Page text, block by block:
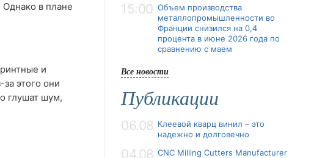
в плане
и
этого они
глушат шум,
15:00 Объем производства
металлопромышленности во
Франции снизился на 0,4
процента в июне 2026 года по
сравнению с маем
Все новости
Публикации
06.08 Клеевой кварц винил – это
надежно и долговечно
04.08 CNC Milling Cutters Manufacturer